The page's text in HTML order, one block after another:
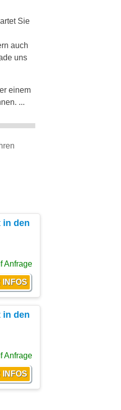
Sie
auch
uns
einem
...
in den
Anfrage
in den
Anfrage